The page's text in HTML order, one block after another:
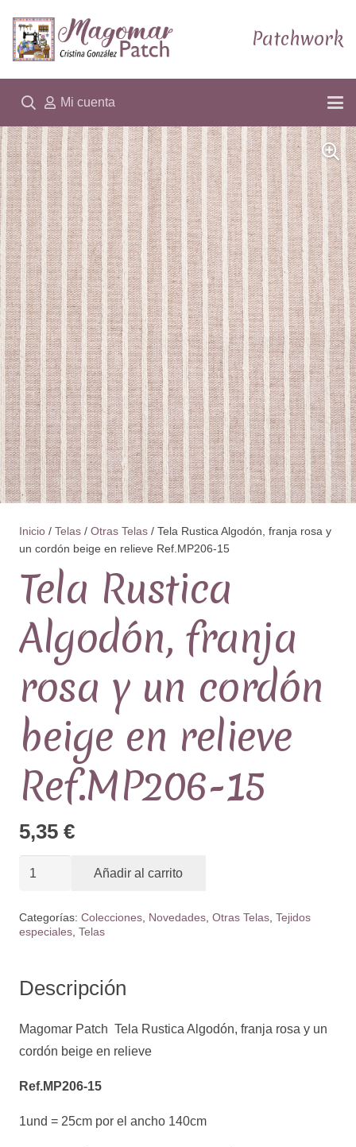
Patchwork
Mi cuenta
Inicio / Telas / Otras Telas / Tela Rustica Algodón, franja rosa y
un cordón beige en relieve Ref.MP206-15
Tela Rustica
Algodón, franja
rosa y un cordón
beige en relieve
Ref.MP206-15
5,35 €
Tela
franja
un
cordón
beige
relieve
Añadir al carrito
Categorías: Colecciones Novedades Otras Telas Tejidos
especiales Telas
Descripción
Magomar Patch Tela Rustica Algodón, franja rosa y un
cordón beige en relieve
Ref.MP206-15
1und = 25cm por el ancho 140cm